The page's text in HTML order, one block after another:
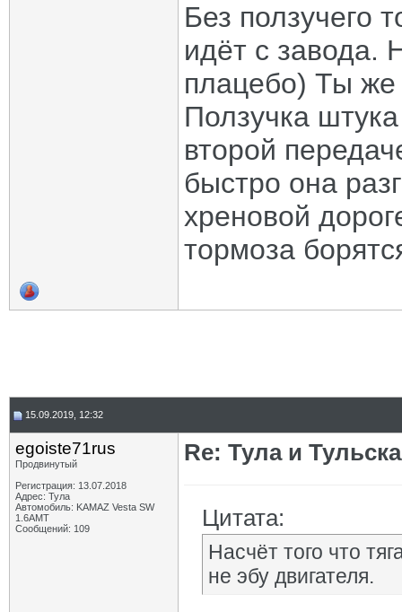
Без ползучего
идёт с завода.
плацебо) Ты же
Ползучка
второй
быстро она
хреновой
тормоза
15.09.2019, 12:32
egoiste71rus
Продвинутый
Регистрация: 13.07.2018
Адрес: Тула
Автомобиль: KAMAZ Vesta SW
1.6AMT
Сообщений: 109
Re: Тула и
Цитата:
Насчёт того что
не эбу двигателя.